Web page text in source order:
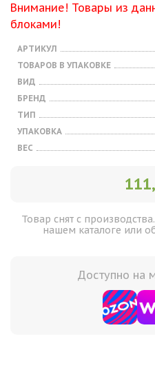
Внимание! Товары из
блоками!
АРТИКУЛ
ТОВАРОВ В УПАКОВКЕ
ВИД
БРЕНД
ТИП
УПАКОВКА
ВЕС
Товар снят с
нашем каталоге или
Доступно на